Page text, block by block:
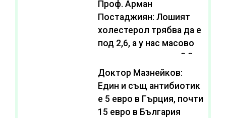
Проф. Арман
Постаджиян: Лошият
холестерол трябва да е
под 2,6, а у нас масово
се живее с нива от 3,2
Доктор Мазнейков:
Един и същ антибиотик
e 5 евро в Гърция, почти
15 евро в България